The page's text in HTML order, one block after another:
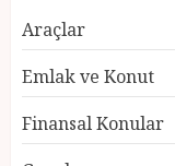
Araçlar
Emlak ve Konut
Finansal Konular
4